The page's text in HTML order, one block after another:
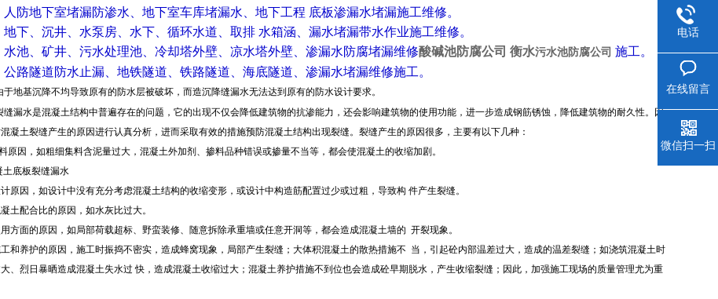
人防地下室堵漏防渗水、地下室车库堵漏水、地下工程 底板渗漏水堵漏施工维修。
地下、沉井、水泵房、水下、循环水道、取排 水箱涵、漏水堵漏带水作业施工维修。
水池、矿井、污水处理池、冷却塔外壁、凉水塔外壁、渗漏水防腐堵漏维修酸碱池防腐公司 衡水污水池防腐公司 施工。
公路隧道防水止漏、地铁隧道、铁路隧道、海底隧道、渗漏水堵漏维修施工。
于地基沉降不均导致原有的防水层被破坏，而造沉降缝漏水无法达到原有的防水设计要求。
缝漏水是混凝土结构中普遍存在的问题，它的出现不仅会降低建筑物的抗渗能力，还会影响建筑物的使用功能，进一步造成钢筋锈蚀，降低建筑物的耐久性。因
凝土裂缝产生的原因进行认真分析，进而采取有效的措施预防混凝土结构出现裂缝。裂缝产生的原因很多，主要有以下几种：
原因，如粗细集料含泥量过大，混凝土外加剂、掺料品种错误或掺量不当等，都会使混凝土的收缩加剧。
土底板裂缝漏水
原因，如设计中没有充分考虑混凝土结构的收缩变形，或设计中构造筋配置过少或过粗，导致构 件产生裂缝。
凝土配合比的原因，如水灰比过大。
方面的原因，如局部荷载超标、野蛮装修、随意拆除承重墙或任意开洞等，都会造成混凝土墙的 开裂现象。
和养护的原因，施工时振捣不密实，造成蜂窝现象，局部产生裂缝；大体积混凝土的散热措施不 当，引起砼内部温差过大，造成的温差裂缝；如浇筑混凝土时
、烈日暴晒造成混凝土失水过 快，造成混凝土收缩过大；混凝土养护措施不到位也会造成砼早期脱水，产生收缩裂缝；因此，加强施工现场的质量管理尤为重
电话
在线留言
微信扫一扫